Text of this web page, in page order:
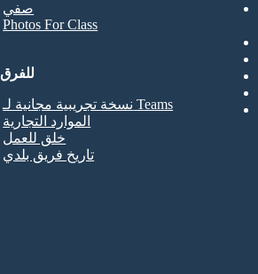
صفي
Photos For Class
للفرق
نسخة تجريبية مجانية لـ Teams
الموارد التجارية
خلق للعمل
تاريخ فريق بلدي